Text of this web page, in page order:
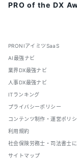
PRONIアイミツSaaS
AI最強ナビ
業界DX最強ナビ
人事DX最強ナビ
ITランキング
プライバシーポリシー
コンテンツ制作・運営ポリ
利用規約
社会保険労務士・司法書士
サイトマップ
PRO of the DX